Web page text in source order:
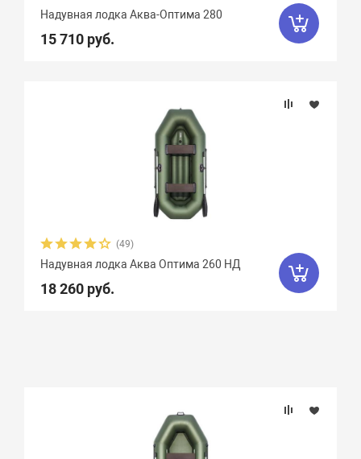
Надувная лодка Аква-Оптима 280
15 710 руб.
(49)
Надувная лодка Аква Оптима 260 НД
18 260 руб.